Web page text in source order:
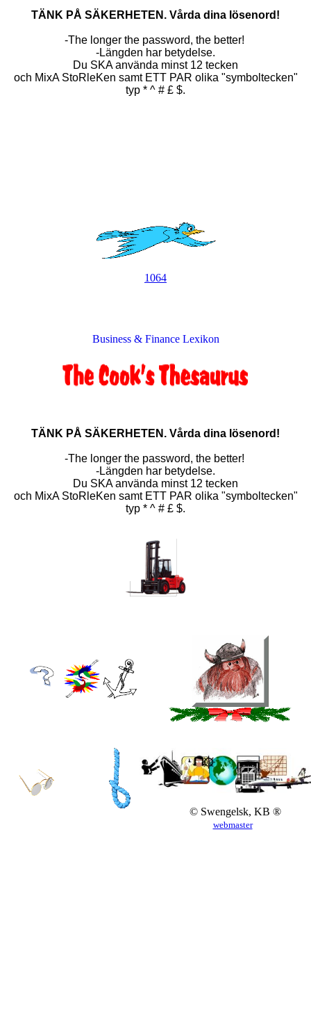
TÄNK PÅ SÄKERHETEN. Vårda dina lösenord!
-The longer the password, the better!
-Längden har betydelse.
Du SKA använda minst 12 tecken
och MixA StoRleKen samt ETT PAR olika "symboltecken"
typ * ^ # £ $.
1064
Business & Finance Lexikon
TÄNK PÅ SÄKERHETEN. Vårda dina lösenord!
-The longer the password, the better!
-Längden har betydelse.
Du SKA använda minst 12 tecken
och MixA StoRleKen samt ETT PAR olika "symboltecken"
typ * ^ # £ $.
© Swengelsk, KB ®
webmaster